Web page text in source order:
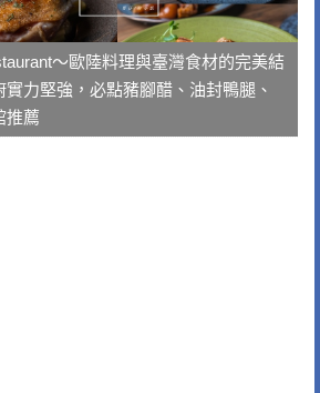
～歐陸料理與臺灣食材的完美結
力堅強，必點豬腳醋、油封鴨腿、
推薦